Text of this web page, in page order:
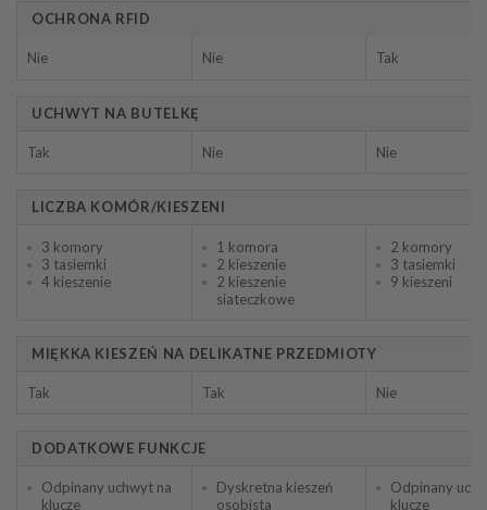
OCHRONA RFID
Nie Nie Tak
UCHWYT NA BUTELKĘ
Tak Nie Nie
LICZBA KOMÓR/KIESZENI
3 komory
3 tasiemki
4 kieszenie
1 komora
2 kieszenie
2 kieszenie
siateczkowe
2 komory
3 tasiemki
9 kieszeni
MIĘKKA KIESZEŃ NA DELIKATNE PRZEDMIOTY
Tak Tak Nie
DODATKOWE FUNKCJE
Odpinany uchwyt na
klucze
Dyskretna kieszeń
osobista
Odpinany
klucze